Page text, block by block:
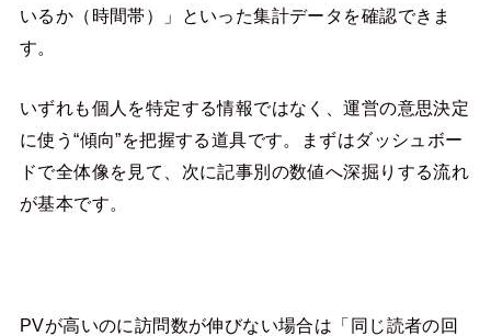
いるか（時間帯）」といった集計データを確認できま
す。
いずれも個人を特定する情報ではなく、運営の意思決定
に使う“傾向”を把握する道具です。まずはダッシュボー
ドで全体像を見て、次に記事別の数値へ深掘りする流れ
が基本です。
PVが高いのに訪問数が伸びない場合は「同じ読者の回